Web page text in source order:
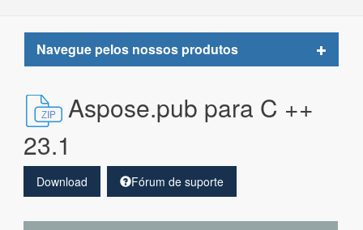
Navegue pelos nossos produtos
Toggle
Aspose.pub para C ++
23.1
Download Fórum de suporte